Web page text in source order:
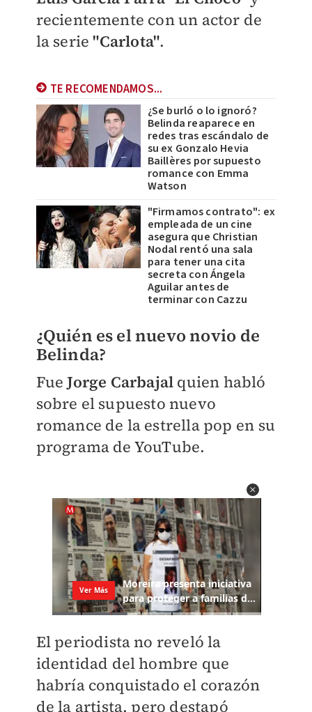
recientemente con un actor de
la serie"Carlota".
TE RECOMENDAMOS...
¿Se burló o lo ignoró?
Belinda reaparece en
redes tras escándalo de
su ex Gonzalo Hevia
Baillères por supuesto
romance con Emma
Watson
"Firmamos contrato": ex
empleada de un cine
asegura que Christian
Nodal rentó una sala
para tener una cita
secreta con Ángela
Aguilar antes de
terminar con Cazzu
¿Quién es el nuevo novio de
Belinda?
FueJorge Carbajal quien habló
sobre el supuesto nuevo
romance de la estrella pop en su
programa de YouTube.
El periodista no reveló la
identidad del hombre que
habría conquistado el corazón
de la artista, pero destapó